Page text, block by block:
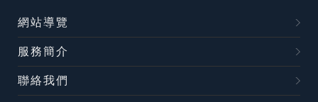
網站導覽
服務簡介
聯絡我們